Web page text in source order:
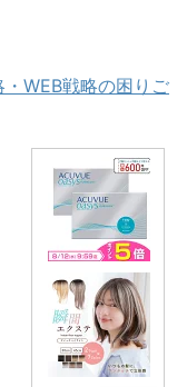
WEB戦略の困りご